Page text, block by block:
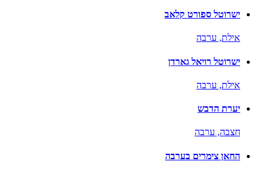
ישרוטל ספורט קלאב
אילת, ערבה
ישרוטל רויאל גארדן
אילת, ערבה
יערת הדבש
חצבה, ערבה
החאן צימרים בערבה